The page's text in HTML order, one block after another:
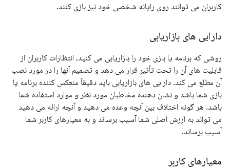
کاربران می توانند روی رایانه شخصی خود نیز بازی کنند.
دارایی های بازاریابی
روشی که برنامه یا بازی خود را بازاریابی می کنید، انتظارات کاربران از
قابلیت های آن را تحت تأثیر قرار می دهد و تصمیم آنها را در مورد نصب
آن مطلع می کند. دارایی های بازاریابی باید دقیقاً منعکس کننده برنامه یا
بازی شما باشد و نشان دهنده مخاطبان مورد نظر و موارد استفاده شما
باشد. هر گونه اختلاف بین آنچه وعده می دهید و آنچه ارائه می دهید
می تواند به ارزش اصلی شما آسیب برساند و به معیارهای کاربر شما
آسیب برساند.
معیارهای کاربر